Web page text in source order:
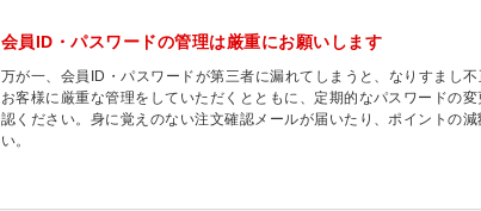
会員ID・パスワードの管理は厳重にお願いします
万が一、会員ID・パスワードが第三者に漏れてしまうと、なりすまし不
お客様に厳重な管理をしていただくとともに、定期的なパスワードの
認ください。身に覚えのない注文確認メールが届いたり、ポイントの
い。